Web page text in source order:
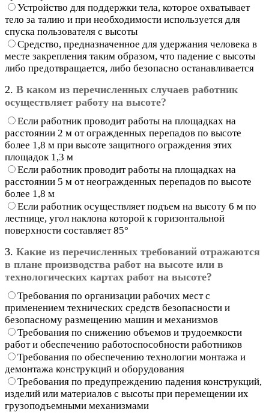
Устройство для поддержки тела, которое охватывает
тело за талию и при необходимости используется для
спуска пользователя с высоты
Средство, предназначенное для удержания человека в
месте закрепления таким образом, что падение с высоты
либо предотвращается, либо безопасно останавливается
2. В каком из перечисленных случаев работник
осуществляет работу на высоте?
Если работник проводит работы на площадках на
расстоянии 2 м от огражденных перепадов по высоте
более 1,8 м при высоте защитного ограждения этих
площадок 1,3 м
Если работник проводит работы на площадках на
расстоянии 5 м от неогражденных перепадов по высоте
более 1,8 м
Если работник осуществляет подъем на высоту 6 м по
лестнице, угол наклона которой к горизонтальной
поверхности составляет 85°
3. Какие из перечисленных требований отражаются
в плане производства работ на высоте или в
технологических картах работ на высоте?
Требования по организации рабочих мест с
применением технических средств безопасности и
безопасному размещению машин и механизмов
Требования по снижению объемов и трудоемкости
работ и обеспечению работоспособности работников
Требования по обеспечению технологии монтажа и
демонтажа конструкций и оборудования
Требования по предупреждению падения конструкций,
изделий или материалов с высоты при перемещении их
грузоподъемными механизмами